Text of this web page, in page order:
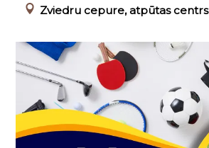
Zviedru cepure, atpūtas centrs